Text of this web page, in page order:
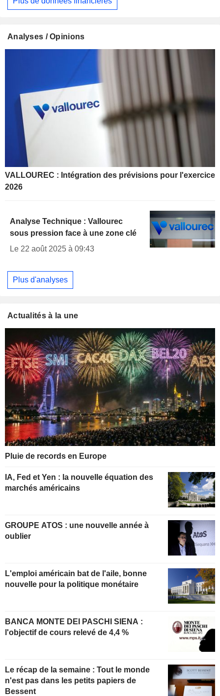
Analyses / Opinions
VALLOUREC : Intégration des prévisions pour l'exercice
2026
Analyse Technique : Vallourec
sous pression face à une zone clé
Le 22 août 2025 à 09:43
Plus d'analyses
Actualités à la une
Pluie de records en Europe
IA, Fed et Yen : la nouvelle équation des
marchés américains
GROUPE ATOS : une nouvelle année à
oublier
L'emploi américain bat de l'aile, bonne
nouvelle pour la politique monétaire
BANCA MONTE DEI PASCHI SIENA :
l'objectif de cours relevé de 4,4 %
Le récap de la semaine : Tout le monde
n'est pas dans les petits papiers de
Bessent